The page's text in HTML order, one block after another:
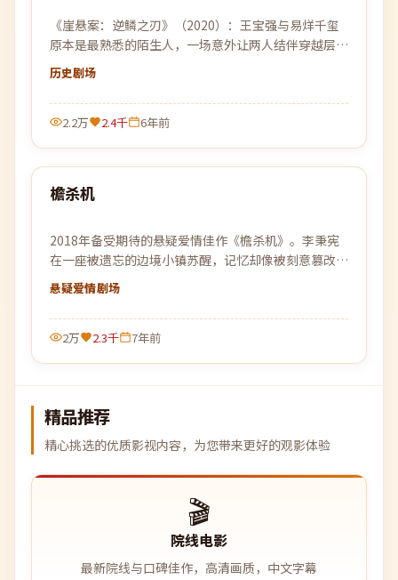
《崖悬案：逆鳞之刃》（2020）：王宝强与易烊千玺
原本是最熟悉的陌生人，一场意外让两人结伴穿越层层
迷雾，去寻找彼此的答案。
历史剧场
2.2万 2.4千 6年前
最新
99:15
檐杀机
2018年备受期待的悬疑爱情佳作《檐杀机》。李秉宪
在一座被遗忘的边境小镇苏醒，记忆却像被刻意篡改，
唯一线索是一张被烧毁的车票。
悬疑爱情剧场
2万 2.3千 7年前
精品推荐
精心挑选的优质影视内容，为您带来更好的观影体验
🎬
院线电影
最新院线与口碑佳作，高清画质，中文字幕